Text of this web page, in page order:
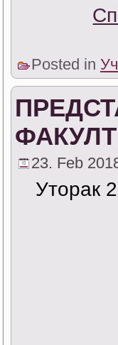
Posted in
23. Feb
Уторак